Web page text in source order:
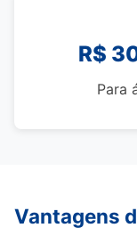
R$
Para
Vantagens